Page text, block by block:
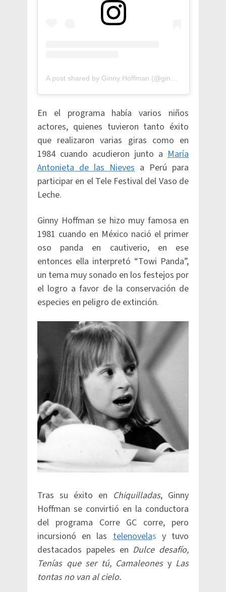
A post shared by Ginny Hoffman (@ginnyhoffman_)
En el programa había varios niños
actores, quienes tuvieron tanto éxito
que realizaron varias giras como en
1984 cuando acudieron junto a María
Antonieta de las Nieves a Perú para
participar en el Tele Festival del Vaso de
Leche.
Ginny Hoffman se hizo muy famosa en
1981 cuando en México nació el primer
oso panda en cautiverio, en ese
entonces ella interpretó “Towi Panda”,
un tema muy sonado en los festejos por
el logro a favor de la conservación de
especies en peligro de extinción.
Tras su éxito en Chiquilladas, Ginny
Hoffman se convirtió en la conductora
del programa Corre GC corre, pero
incursionó en lastelenovelas y tuvo
destacados papeles en Dulce desafío,
Tenías que ser tú, Camaleonesy Las
tontas no van al cielo.